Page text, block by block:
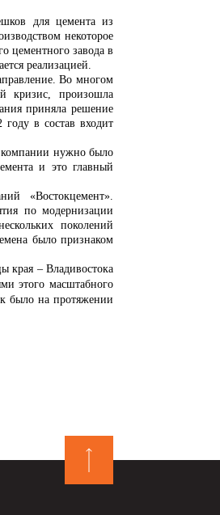
для цемента из
некоторое
цементного завода в
реализацией.
Во многом
кризис, произошла
приняла решение
в состав входит
компании нужно было
и это главный
«Востокцемент».
по модернизации
поколений
было признаком
– Владивостока
этого масштабного
было на протяжении